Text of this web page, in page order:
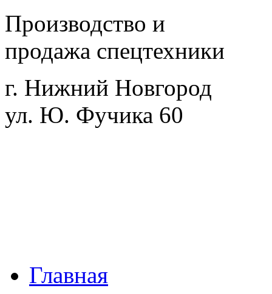
Производство и
продажа спецтехники
г. Нижний Новгород
ул. Ю. Фучика 60
Главная